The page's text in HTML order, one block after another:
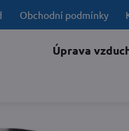
Obchodní podmínky
Úprava